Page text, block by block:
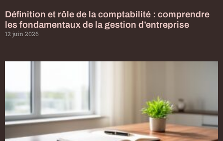
Définition et rôle de la comptabilité : comprendre
les fondamentaux de la gestion d’entreprise
12 juin 2026